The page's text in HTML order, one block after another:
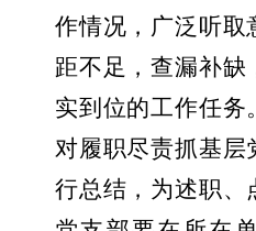
作情况，广泛听取
距不足，查漏补缺
实到位的工作任务
对履职尽责抓基层
行总结，为述职、